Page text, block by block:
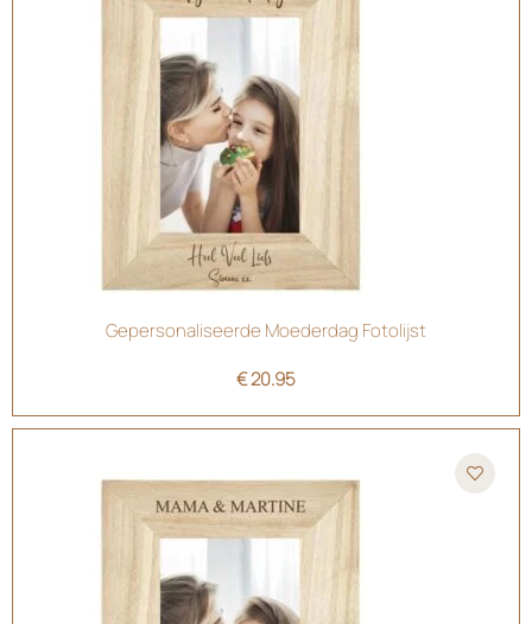
Gepersonaliseerde Moederdag Fotolijst
€20.95